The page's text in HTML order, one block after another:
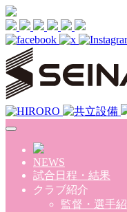
Skip to main content
NEWS
試合日程・結果
クラブ紹介
監督・選手